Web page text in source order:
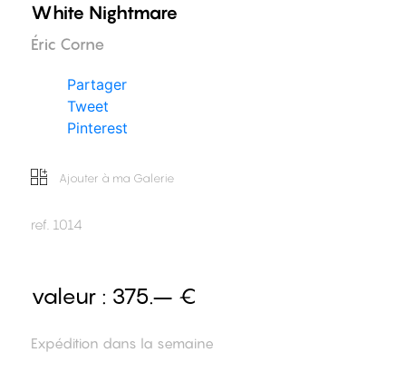
White Nightmare
Éric Corne
Partager
Tweet
Pinterest
Ajouter à ma Galerie
ref. 1014
valeur : 375.– €
Expédition dans la semaine